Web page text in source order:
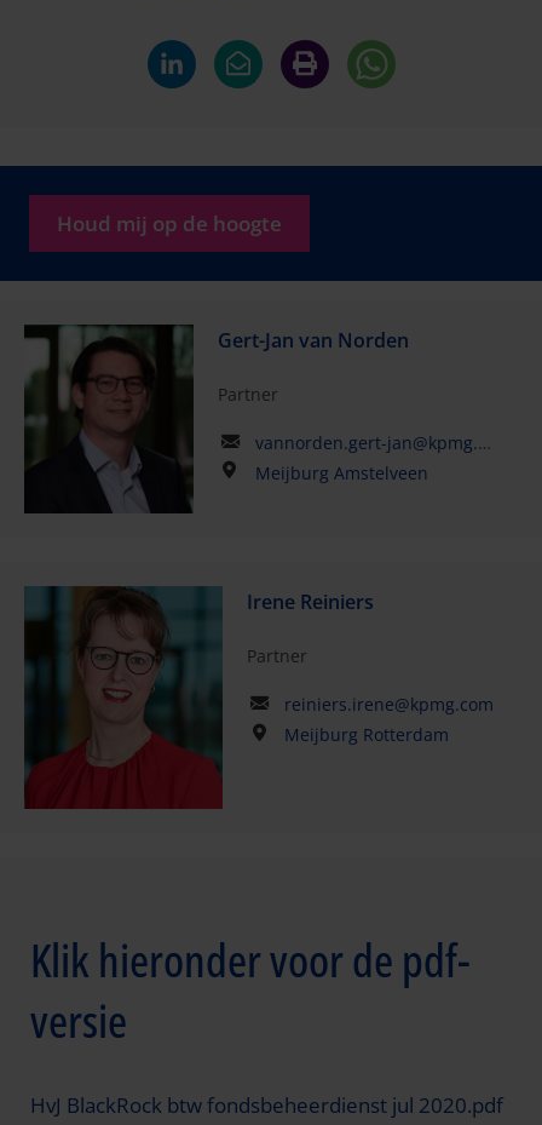
Houd mij op de hoogte
Gert-Jan van Norden
Partner
vannorden.gert-jan@kpmg.com
Meijburg Amstelveen
Irene Reiniers
Partner
reiniers.irene@kpmg.com
Meijburg Rotterdam
Klik hieronder voor de pdf-
versie
HvJ BlackRock btw fondsbeheerdienst jul 2020.pdf